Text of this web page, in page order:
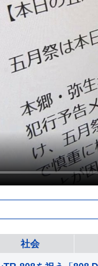
社会